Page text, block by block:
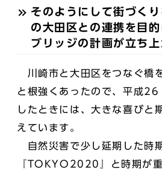
そのようにして街づく
の大田区との連携を目
ブリッジの計画が立ち上
川崎市と大田区をつなぐ橋
と根強くあったので、平成26
したときには、大きな喜びと
えています。
自然災害で少し延期した時
『TOKYO2020』と時期が